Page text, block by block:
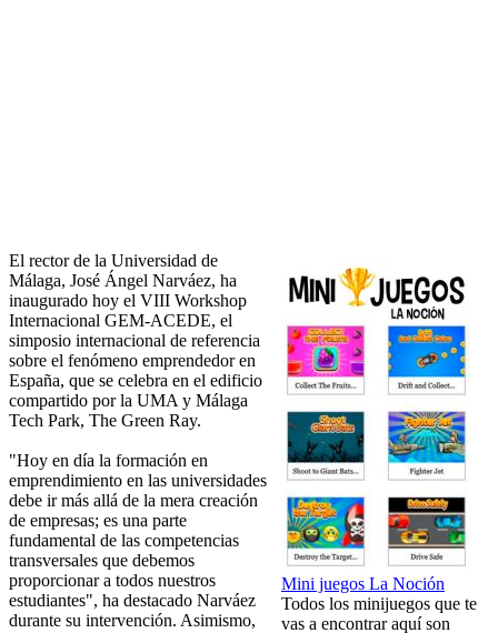
Mini juegos La Noción
Todos los minijuegos que te
vas a encontrar aquí son
El rector de la Universidad de
Málaga, José Ángel Narváez, ha
inaugurado hoy el VIII Workshop
Internacional GEM-ACEDE, el
simposio internacional de referencia
sobre el fenómeno emprendedor en
España, que se celebra en el edificio
compartido por la UMA y Málaga
Tech Park, The Green Ray.
"Hoy en día la formación en
emprendimiento en las universidades
debe ir más allá de la mera creación
de empresas; es una parte
fundamental de las competencias
transversales que debemos
proporcionar a todos nuestros
estudiantes", ha destacado Narváez
durante su intervención. Asimismo,